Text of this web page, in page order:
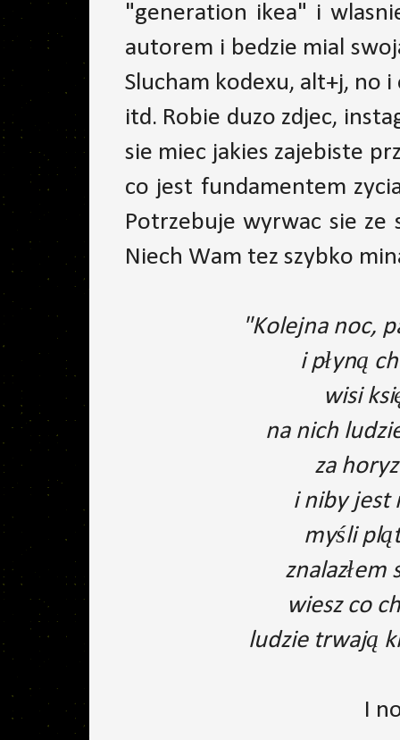
"generation ikea" i
autorem i bedzie mial
Slucham kodexu, alt+j, no
itd. Robie duzo zdjec,
sie miec jakies zajebiste
co jest fundamentem
Potrzebuje wyrwac sie
Niech Wam tez szybko
"Kolejna noc,
i płyną
wisi
na nich
za
i niby jest
myśli
znalazłem
wiesz co
ludzie trwają
I